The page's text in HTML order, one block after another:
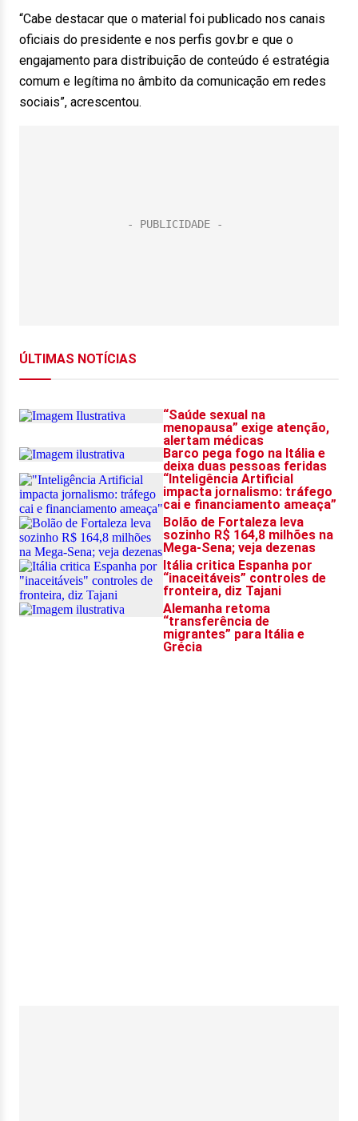
“Cabe destacar que o material foi publicado nos canais
oficiais do presidente e nos perfis gov.br e que o
engajamento para distribuição de conteúdo é estratégia
comum e legítima no âmbito da comunicação em redes
sociais”, acrescentou.